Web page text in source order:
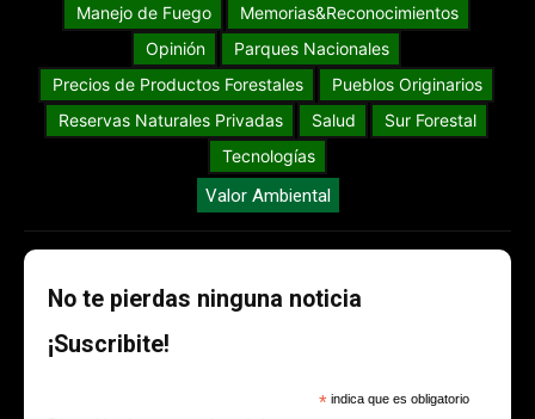
Manejo de Fuego
Memorias&Reconocimientos
Opinión
Parques Nacionales
Precios de Productos Forestales
Pueblos Originarios
Reservas Naturales Privadas
Salud
Sur Forestal
Tecnologías
Valor Ambiental
No te pierdas ninguna noticia
¡Suscribite!
* indica que es obligatorio